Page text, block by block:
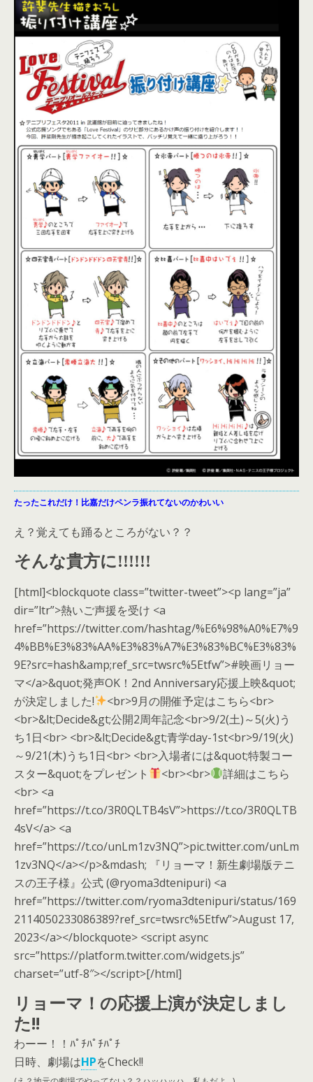
たったこれだけ！比嘉だけペンラ振れてないのかわいい
え？覚えても踊るところがない？？
そんな貴方に!!!!!!
[html]<blockquote class=”twitter-tweet”><p lang=”ja”
dir=”ltr”>熱いご声援を受け <a
href=”https://twitter.com/hashtag/%E6%98%A0%E7%9
4%BB%E3%83%AA%E3%83%A7%E3%83%BC%E3%83%
9E?src=hash&amp;ref_src=twsrc%5Etfw”>#映画リョー
マ</a>&quot;発声OK！2nd Anniversary応援上映&quot;
が決定しました!
<br>9月の開催予定はこちら<br>
<br>&lt;Decide&gt;公開2周年記念<br>9/2(土)～5(火)う
ち1日<br> <br>&lt;Decide&gt;青学day-1st<br>9/19(火)
～9/21(木)うち1日<br> <br>入場者には&quot;特製コー
スター&quot;をプレゼント
<br><br>
詳細はこちら
<br> <a
href=”https://t.co/3R0QLTB4sV”>https://t.co/3R0QLTB
4sV</a> <a
href=”https://t.co/unLm1zv3NQ”>pic.twitter.com/unLm
1zv3NQ</a></p>&mdash; 『リョーマ！新生劇場版テニ
スの王子様』公式 (@ryoma3dtenipuri) <a
href=”https://twitter.com/ryoma3dtenipuri/status/169
2114050233086389?ref_src=twsrc%5Etfw”>August 17,
2023</a></blockquote> <script async
src=”https://platform.twitter.com/widgets.js”
charset=”utf-8″></script>[/html]
リョーマ！の応援上演が決定しまし
た!!
わーー！！ﾊﾟﾁﾊﾟﾁﾊﾟﾁ
日時、劇場はHPをCheck!!